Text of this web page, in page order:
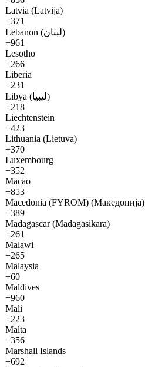
Latvia (Latvija)
+371
Lebanon (لبنان)
+961
Lesotho
+266
Liberia
+231
Libya (ليبيا)
+218
Liechtenstein
+423
Lithuania (Lietuva)
+370
Luxembourg
+352
Macao
+853
Macedonia (FYROM) (Македонија)
+389
Madagascar (Madagasikara)
+261
Malawi
+265
Malaysia
+60
Maldives
+960
Mali
+223
Malta
+356
Marshall Islands
+692